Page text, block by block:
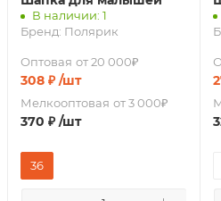
В наличии: 1
Бренд: Полярик
Оптовая от 20 000₽
308 ₽ /шт
Мелкооптовая от 3 000₽
370 ₽ /шт
36